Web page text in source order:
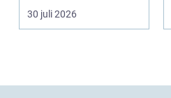
påverkar hur vi
upplever lju...
30 juli 2026